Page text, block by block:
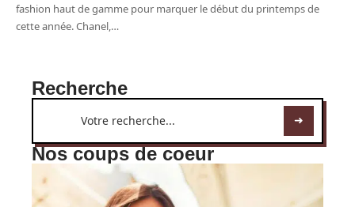
fashion haut de gamme pour marquer le début du printemps de
cette année. Chanel,…
Recherche
Nos coups de coeur